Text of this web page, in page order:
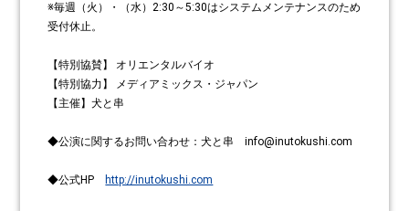
※毎週（火）・（水）2:30～5:30はシステムメンテナンスのため
受付休止。
【特別協賛】 オリエンタルバイオ
【特別協力】 メディアミックス・ジャパン
【主催】犬と串
◆公演に関するお問い合わせ：犬と串 info@inutokushi.com
◆公式HP http://inutokushi.com